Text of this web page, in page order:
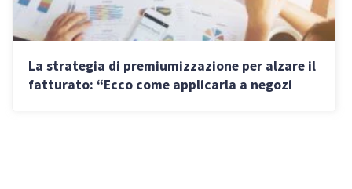
La strategia di premiumizzazione per alzare il
fatturato: “Ecco come applicarla a negozi